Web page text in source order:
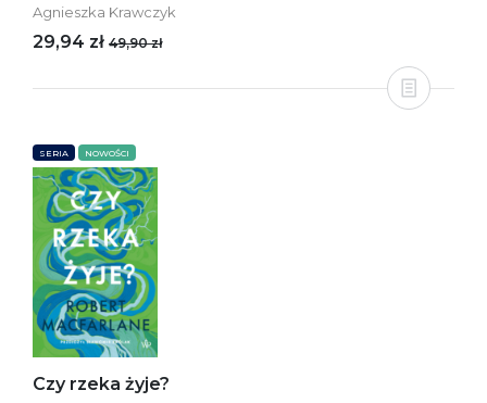
Agnieszka Krawczyk
29,94 zł 49,90 zł
SERIA NOWOŚCI
Czy rzeka żyje?